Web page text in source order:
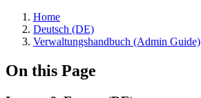
Home
Deutsch (DE)
Verwaltungshandbuch (Admin Guide)
On this Page